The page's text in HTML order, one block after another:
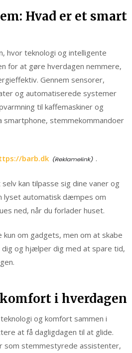
Hvad er et smart
hvor teknologi og intelligente
for at gøre hverdagen nemmere,
Gennem sensorer,
og automatiserede systemer
til kaffemaskiner og
stemmekommandoer
barb.dk .
kan tilpasse sig dine vaner og
lyset automatisk dæmpes om
ned, når du forlader huset.
kun om gadgets, men om at skabe
og hjælper dig med at spare tid,
i hverdagen
og komfort sammen i
at få dagligdagen til at glide.
som stemmestyrede assistenter,